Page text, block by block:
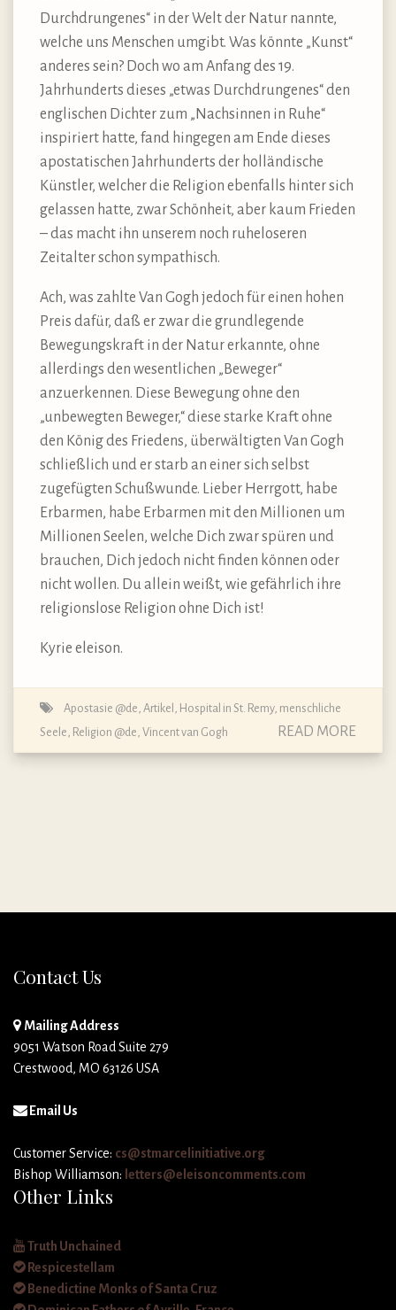
Durchdrungenes“ in der Welt der Natur nannte,
welche uns Menschen umgibt. Was könnte „Kunst“
anderes sein? Doch wo am Anfang des 19.
Jahrhunderts dieses „etwas Durchdrungenes“ den
englischen Dichter zum „Nachsinnen in Ruhe“
inspiriert hatte, fand hingegen am Ende dieses
apostatischen Jahrhunderts der holländische
Künstler, welcher die Religion ebenfalls hinter sich
gelassen hatte, zwar Schönheit, aber kaum Frieden
– das macht ihn unserem noch ruheloseren
Zeitalter schon sympathisch.
Ach, was zahlte Van Gogh jedoch für einen hohen
Preis dafür, daß er zwar die grundlegende
Bewegungskraft in der Natur erkannte, ohne
allerdings den wesentlichen „Beweger“
anzuerkennen. Diese Bewegung ohne den
„unbewegten Beweger,“ diese starke Kraft ohne
den König des Friedens, überwältigten Van Gogh
schließlich und er starb an einer sich selbst
zugefügten Schußwunde. Lieber Herrgott, habe
Erbarmen, habe Erbarmen mit den Millionen um
Millionen Seelen, welche Dich zwar spüren und
brauchen, Dich jedoch nicht finden können oder
nicht wollen. Du allein weißt, wie gefährlich ihre
religionslose Religion ohne Dich ist!
Kyrie eleison.
Apostasie @de Artikel Hospital in St. Remy, menschliche
Seele Religion @de Vincent van Gogh READ MORE
Contact Us
Mailing Address
9051 Watson Road Suite 279
Crestwood, MO 63126 USA
Email Us
Customer Service: cs@stmarcelinitiative.org
Bishop Williamson: letters@eleisoncomments.com
Other Links
Truth Unchained
Respicestellam
Benedictine Monks of Santa Cruz